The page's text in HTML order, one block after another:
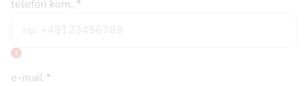
telefon kom. *
e-mail*